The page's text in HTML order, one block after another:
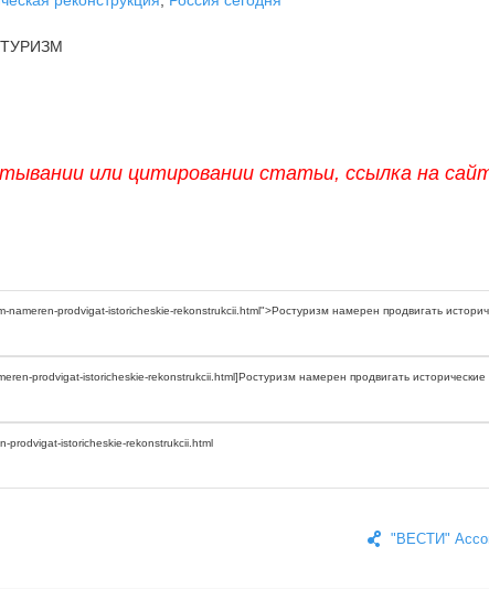
или цитировании статьи, ссылка на
"ВЕСТИ"